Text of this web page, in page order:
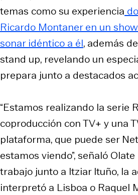
temas como su experiencia
Ricardo Montaner en un
sonar idéntico a él, además
stand up, revelando un
prepara junto a destacados
“Estamos realizando la serie
coproducción con TV+ y una
plataforma, que puede ser
estamos viendo”, señaló
trabajo junto a Itziar Ituño, la
interpretó a Lisboa o Raquel